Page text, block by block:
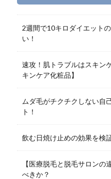
2週間で10キロダイエット
い！
速攻！肌トラブルはスキン
キンケア化粧品】
ムダ毛がチクチクしない自
ト！
飲む日焼け止めの効果を検
【医療脱毛と脱毛サロンの
べきか？